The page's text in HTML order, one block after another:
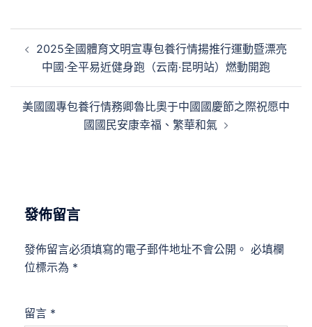
章
覽
2025全國體育文明宣專包養行情揚推行運動暨漂亮
中國·全平易近健身跑（云南·昆明站）燃動開跑
美國國專包養行情務卿魯比奧于中國國慶節之際祝愿中
國國民安康幸福、繁華和氣
發佈留言
發佈留言必須填寫的電子郵件地址不會公開。 必填欄
位標示為 *
留言 *